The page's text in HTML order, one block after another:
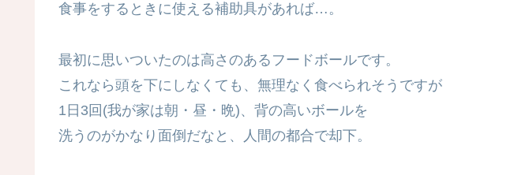
食事をするときに使える補助具があれば…。
最初に思いついたのは高さのあるフードボールです。
これなら頭を下にしなくても、無理なく食べられそうですが
1日3回(我が家は朝・昼・晩)、背の高いボールを
洗うのがかなり面倒だなと、人間の都合で却下。